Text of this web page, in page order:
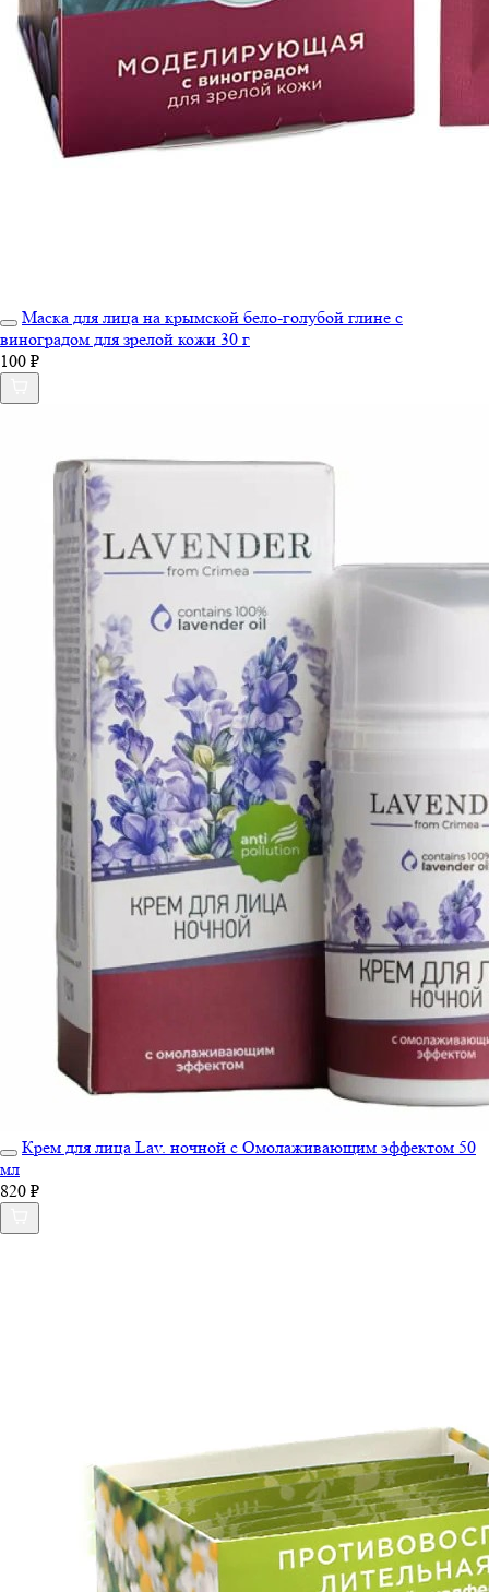
Маска для лица на крымской бело-голубой глине с
виноградом для зрелой кожи 30 г
100 ₽
Крем для лица Lav. ночной с Омолаживающим эффектом 50
мл
820 ₽